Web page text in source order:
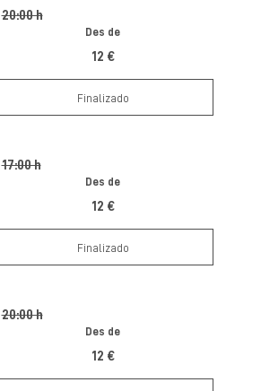
20:00 h
Des de
12 €
Finalizado
17:00 h
Des de
12 €
Finalizado
20:00 h
Des de
12 €